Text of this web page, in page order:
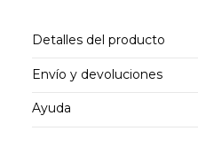
Detalles del producto
Envío y devoluciones
Ayuda